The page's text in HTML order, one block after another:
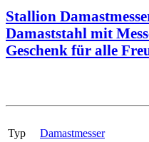
Stallion
Damaststahl mit
Geschenk für alle
Typ
Damastmesser